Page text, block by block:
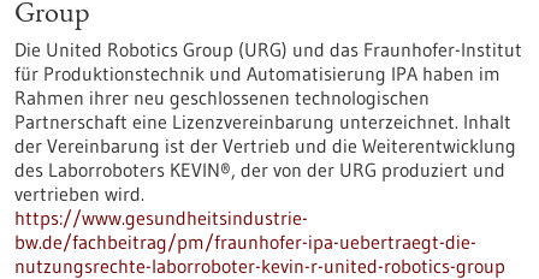
Group
Die United Robotics Group (URG) und das Fraunhofer-Institut
für Produktionstechnik und Automatisierung IPA haben im
Rahmen ihrer neu geschlossenen technologischen
Partnerschaft eine Lizenzvereinbarung unterzeichnet. Inhalt
der Vereinbarung ist der Vertrieb und die Weiterentwicklung
des Laborroboters KEVIN®, der von der URG produziert und
vertrieben wird.
https://www.gesundheitsindustrie-
bw.de/fachbeitrag/pm/fraunhofer-ipa-uebertraegt-die-
nutzungsrechte-laborroboter-kevin-r-united-robotics-group